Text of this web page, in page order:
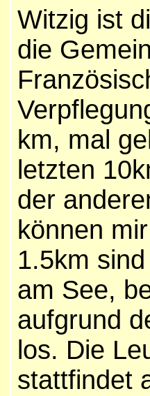
Witzig ist
die
km, mal
letzten
der
können
1.5km
am See,
aufgrund
los. Die
stattfindet